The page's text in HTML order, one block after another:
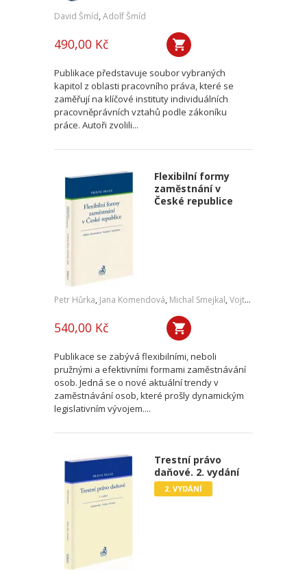
David Šmíd, Adolf Šmíd
490,00 Kč
Publikace představuje soubor vybraných
kapitol z oblasti pracovního práva, které se
zaměřují na klíčové instituty individuálních
pracovněprávních vztahů podle zákoníku
práce. Autoři zvolili...
Flexibilní formy
zaměstnání v
České republice
Petr Hůrka, Jana Komendová, Michal Smejkal, Vojtěch Kadlubiec
540,00 Kč
Publikace se zabývá flexibilními, neboli
pružnými a efektivními formami zaměstnávání
osob. Jedná se o nové aktuální trendy v
zaměstnávání osob, které prošly dynamickým
legislativním vývojem....
Trestní právo
daňové. 2. vydání
2. VYDÁNÍ